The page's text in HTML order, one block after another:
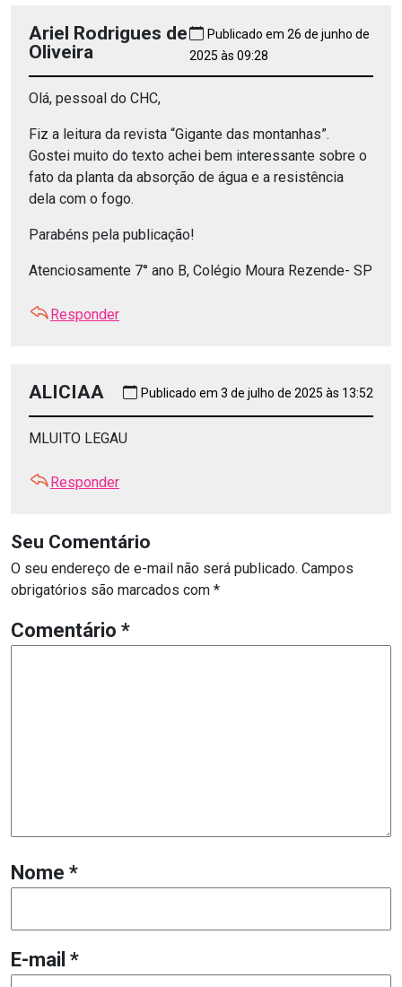
Ariel Rodrigues de
Oliveira
Publicado em 26 de junho de
2025 às 09:28
Olá, pessoal do CHC,
Fiz a leitura da revista “Gigante das montanhas”.
Gostei muito do texto achei bem interessante sobre o
fato da planta da absorção de água e a resistência
dela com o fogo.
Parabéns pela publicação!
Atenciosamente 7° ano B, Colégio Moura Rezende- SP
Responder
ALICIAA Publicado em 3 de julho de 2025 às 13:52
MLUITO LEGAU
Responder
Seu Comentário
O seu endereço de e-mail não será publicado. Campos
obrigatórios são marcados com *
Comentário *
Nome *
E-mail *